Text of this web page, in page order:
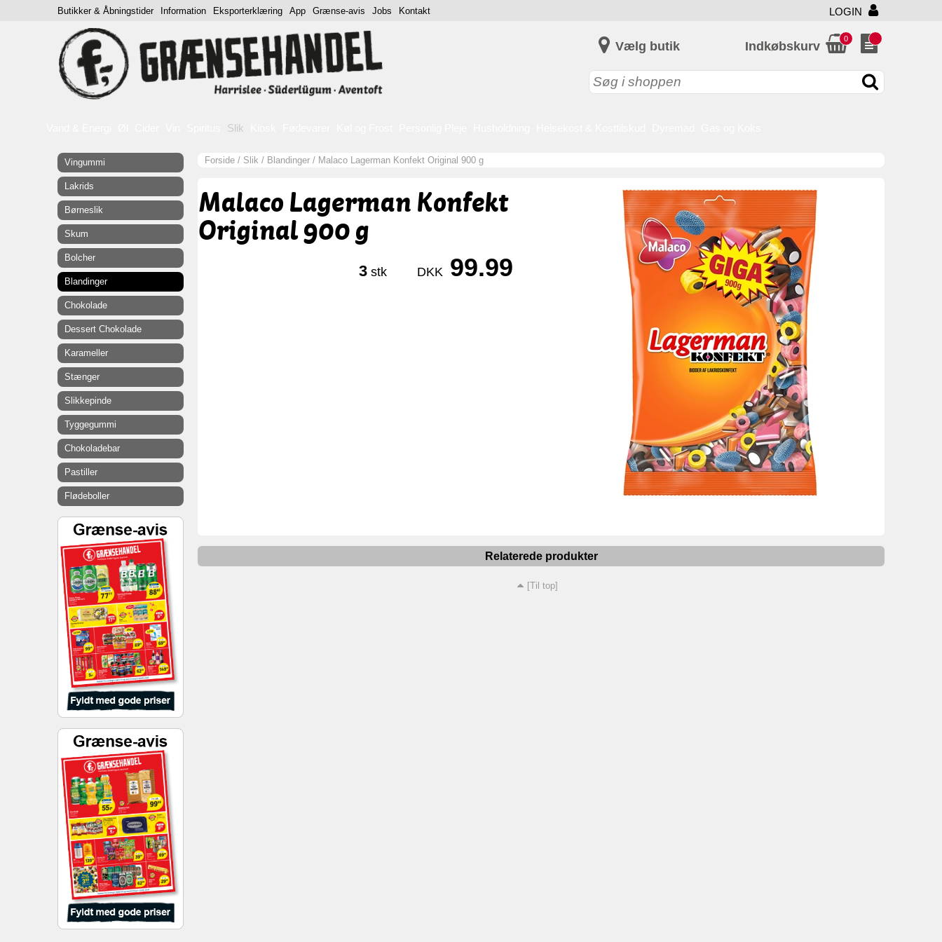
LOGIN
Vælg butik
Slik
Indkøbskurv
0
Forside / Slik / Blandinger / Malaco Lagerman Konfekt Original 900 g
Malaco Lagerman Konfekt
Original 900 g
3 stk DKK 99.99
Relaterede produkter
[Til top]
Vingummi
Lakrids
Børneslik
Skum
Bolcher
Blandinger
Chokolade
Dessert Chokolade
Karameller
Stænger
Slikkepinde
Tyggegummi
Chokoladebar
Pastiller
Flødeboller
Butikker & Åbningstider Information Eksporterklæring App Grænse-avis Jobs Kontakt